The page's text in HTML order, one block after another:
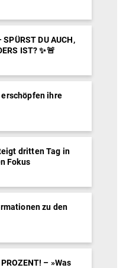
DU AUCH,
IST? ✨🚨
ihre
dritten Tag in
Fokus
zu den
– »Was